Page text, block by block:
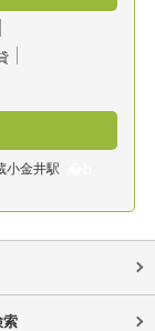
小金井駅
索